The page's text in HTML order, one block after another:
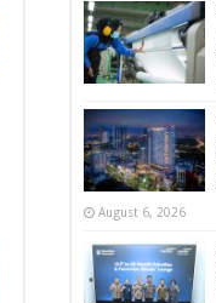
August 6, 2026